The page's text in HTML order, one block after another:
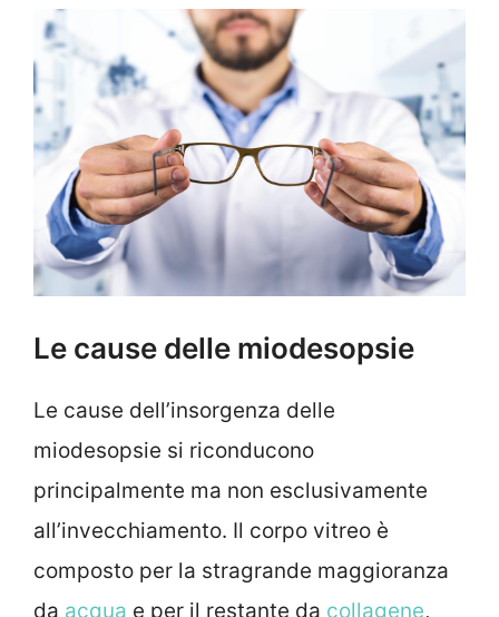
Le cause delle miodesopsie
Le cause dell’insorgenza delle
miodesopsie si riconducono
principalmente ma non esclusivamente
all’invecchiamento. Il corpo vitreo è
composto per la stragrande maggioranza
da acqua e per il restante da collagene,